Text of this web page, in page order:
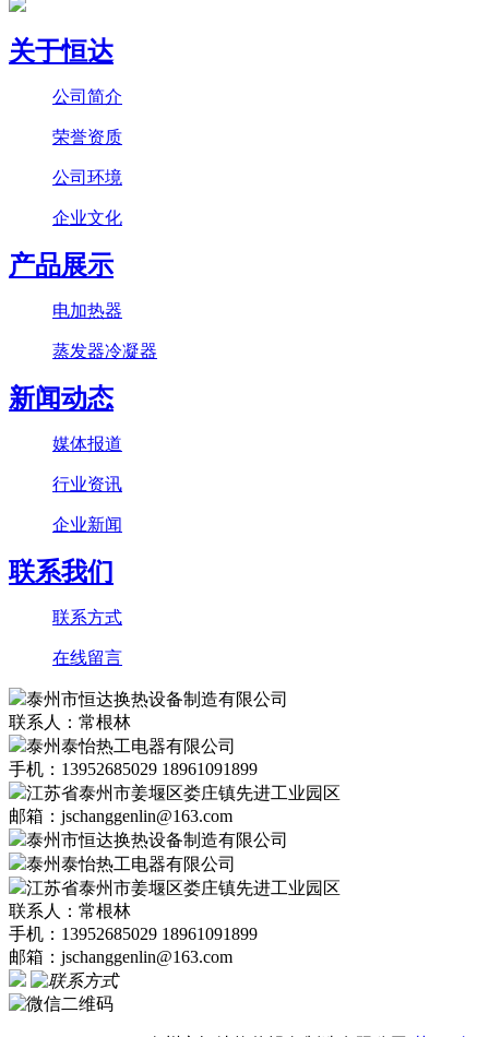
关于恒达
公司简介
荣誉资质
公司环境
企业文化
产品展示
电加热器
蒸发器冷凝器
新闻动态
媒体报道
行业资讯
企业新闻
联系我们
联系方式
在线留言
泰州市恒达换热设备制造有限公司
联系人：常根林
泰州泰怡热工电器有限公司
手机：13952685029 18961091899
江苏省泰州市姜堰区娄庄镇先进工业园区
邮箱：jschanggenlin@163.com
泰州市恒达换热设备制造有限公司
泰州泰怡热工电器有限公司
江苏省泰州市姜堰区娄庄镇先进工业园区
联系人：常根林
手机：13952685029 18961091899
邮箱：jschanggenlin@163.com